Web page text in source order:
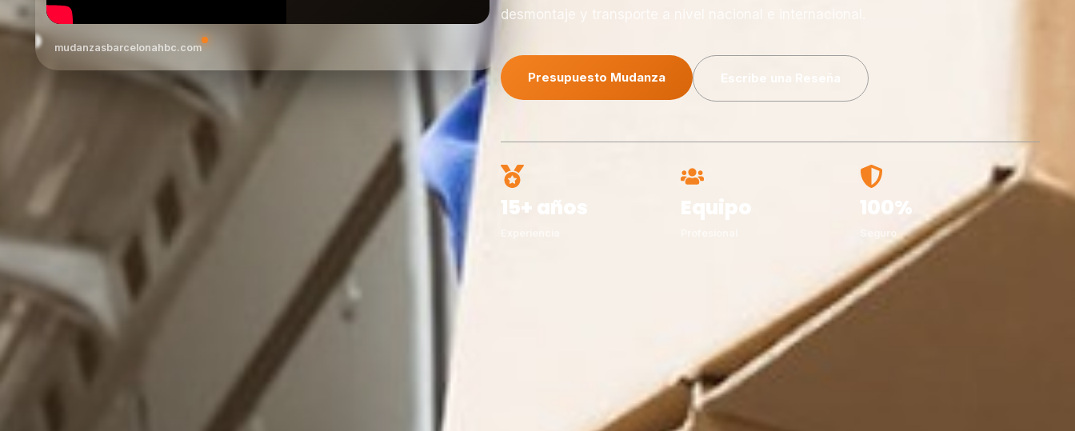
mudanzasbarcelonahbc.com
desmontaje y transporte a nivel nacional e internacional.
Presupuesto Mudanza Escribe una Reseña
15+ años Equipo 100%
Seguro